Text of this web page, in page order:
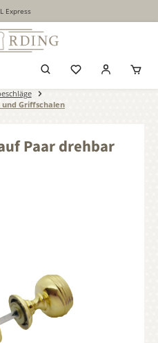
Express
und Griffschalen
Paar drehbar